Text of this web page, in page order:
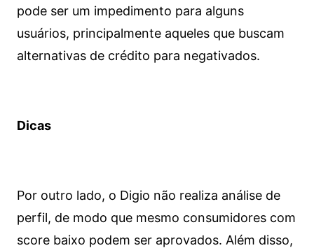
pode ser um impedimento para alguns
usuários, principalmente aqueles que buscam
alternativas de crédito para negativados.
Dicas
Por outro lado, o Digio não realiza análise de
perfil, de modo que mesmo consumidores com
score baixo podem ser aprovados. Além disso,